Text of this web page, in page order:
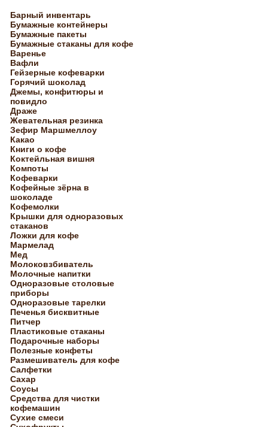
Барный инвентарь
Бумажные контейнеры
Бумажные пакеты
Бумажные стаканы для кофе
Варенье
Вафли
Гейзерные кофеварки
Горячий шоколад
Джемы, конфитюры и
повидло
Драже
Жевательная резинка
Зефир Маршмеллоу
Какао
Книги о кофе
Коктейльная вишня
Компоты
Кофеварки
Кофейные зёрна в
шоколаде
Кофемолки
Крышки для одноразовых
стаканов
Ложки для кофе
Мармелад
Мед
Молоковзбиватель
Молочные напитки
Одноразовые столовые
приборы
Одноразовые тарелки
Печенья бисквитные
Питчер
Пластиковые стаканы
Подарочные наборы
Полезные конфеты
Размешиватель для кофе
Салфетки
Сахар
Соусы
Средства для чистки
кофемашин
Сухие смеси